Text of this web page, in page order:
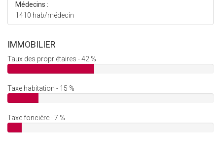
Médecins :
1410 hab/médecin
IMMOBILIER
Taux des propriétaires - 42 %
Taxe habitation - 15 %
Taxe foncière - 7 %